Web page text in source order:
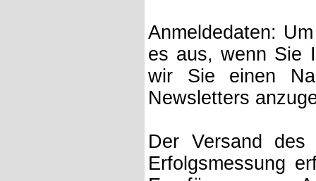
Anmeldedaten:
es aus, wenn Sie
wir Sie einen
Newsletters
Der Versand
Erfolgsmessung